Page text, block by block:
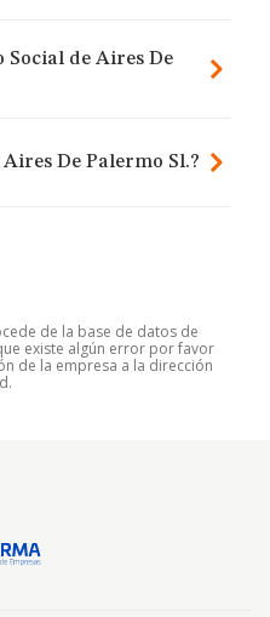
Social de Aires De
De Palermo Sl.?
de la base de datos de
que existe algún error por favor
de la empresa a la dirección